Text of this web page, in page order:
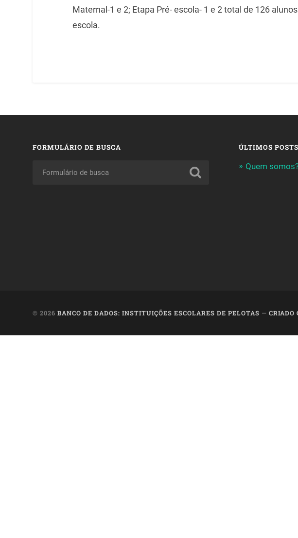
Maternal-1 e 2; Etapa Pré- escola- 1 e 2 total de 126
escola.
FORMULÁRIO DE BUSCA ÚLTIMOS POSTS
Quem
© 2026BANCO DE DADOS: INSTITUIÇÕES ESCOLARES DE PELOTAS —CRIADO